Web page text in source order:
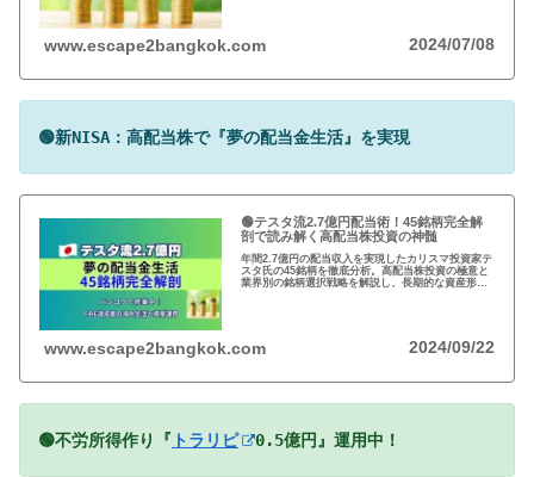
www.escape2bangkok.com 2024/07/08
🟢新NISA：高配当株で『夢の配当金生活』を実現
🟢テスタ流2.7億円配当術！45銘柄完全解
剖で読み解く高配当株投資の神髄
年間2.7億円の配当収入を実現したカリスマ投資家テ
スタ氏の45銘柄を徹底分析。高配当株投資の極意と
業界別の銘柄選択戦略を解説し、長期的な資産形成
www.escape2bangkok.com 2024/09/22
🟢不労所得作り『 トラリピ 0.5億円』運用中！